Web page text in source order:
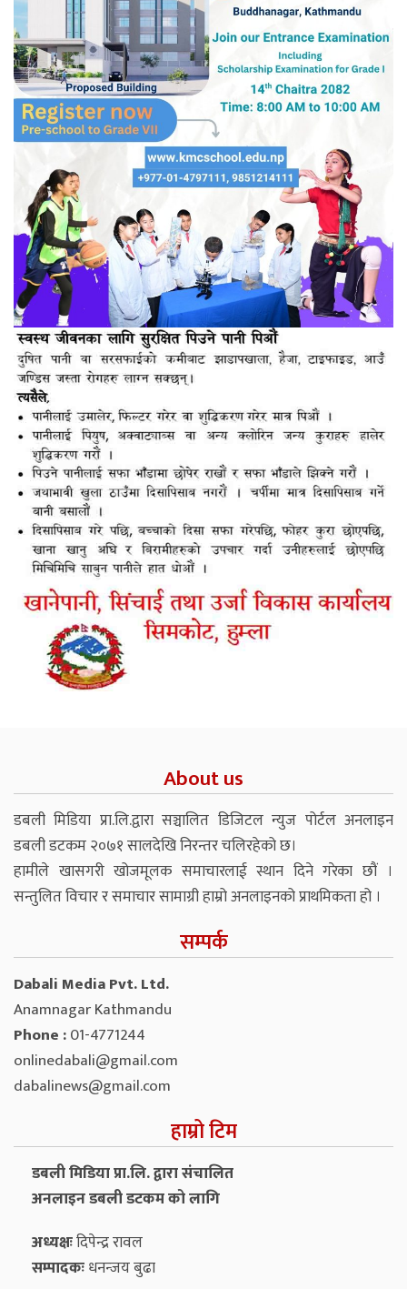
About us
डबली मिडिया प्रा.लि.द्वारा सञ्चालित डिजिटल न्युज पोर्टल अनलाइन
डबली डटकम २०७१ सालदेखि निरन्तर चलिरहेको छ।
हामीले खासगरी खोजमूलक समाचारलाई स्थान दिने गरेका छौं ।
सन्तुलित विचार र समाचार सामाग्री हाम्रो अनलाइनको प्राथमिकता हो ।
सम्पर्क
Dabali Media Pvt. Ltd.
Anamnagar Kathmandu
Phone :01-4771244
onlinedabali@gmail.com
dabalinews@gmail.com
हाम्रो टिम
डबली मिडिया प्रा.लि. द्वारा संचालित
अनलाइन डबली डटकम को लागि
अध्यक्षःदिपेन्द्र रावल
सम्पादकःधनन्‍जय बुढा